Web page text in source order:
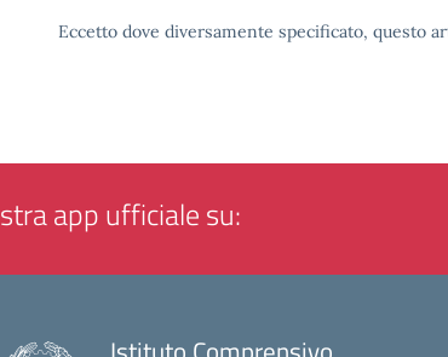
Eccetto dove diversamente specificato, questo
app ufficiale su: